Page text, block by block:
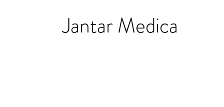
Jantar Medica